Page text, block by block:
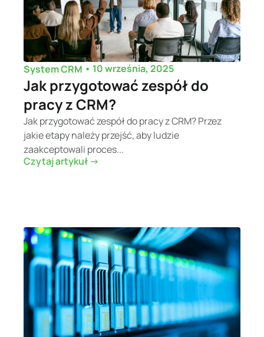
System CRM • 10 września, 2025
Jak przygotować zespół do
pracy z CRM?
Jak przygotować zespół do pracy z CRM? Przez
jakie etapy należy przejść, aby ludzie
zaakceptowali proces...
Czytaj artykuł ->